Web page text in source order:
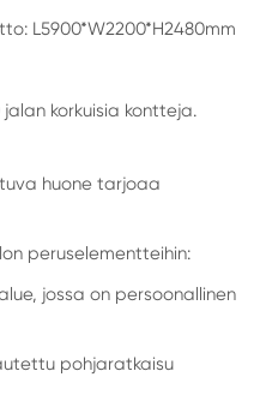
L5900*W2200*H2480mm
korkuisia kontteja.
huone tarjoaa
peruselementteihin:
jossa on persoonallinen
pohjaratkaisu